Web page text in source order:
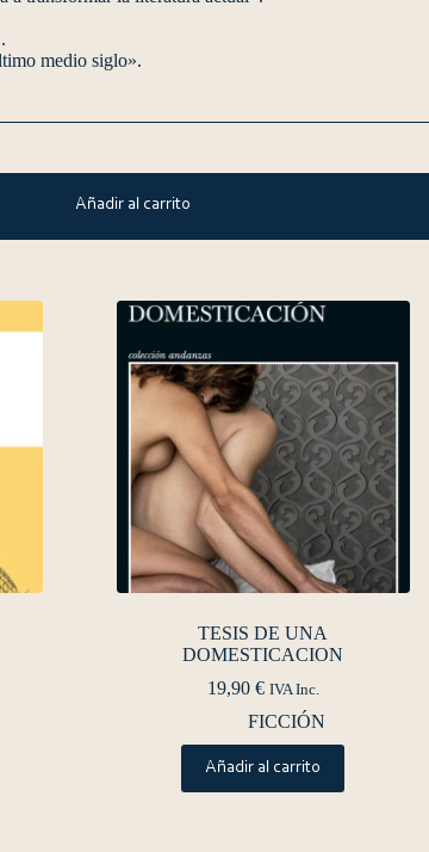
medio siglo».
Añadir al carrito
TESIS DE UNA
DOMESTICACION
19,90 € IVA Inc.
FICCIÓN
Añadir al carrito